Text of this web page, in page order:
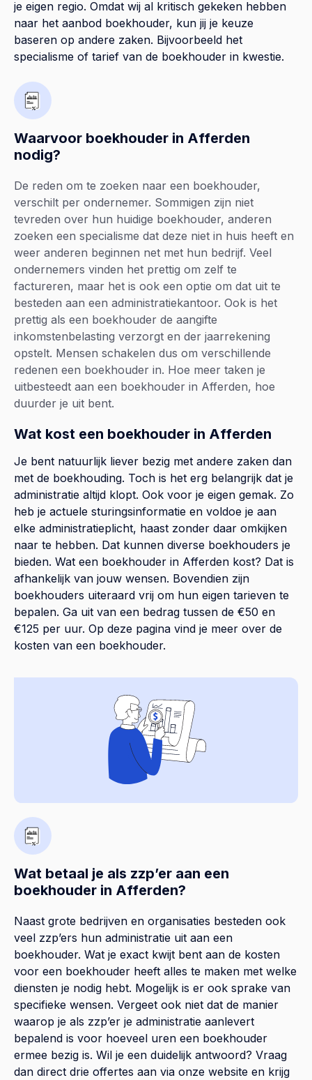
je eigen regio. Omdat wij al kritisch gekeken hebben
naar het aanbod boekhouder, kun jij je keuze
baseren op andere zaken. Bijvoorbeeld het
specialisme of tarief van de boekhouder in kwestie.
Waarvoor boekhouder in Afferden
nodig?
De reden om te zoeken naar een boekhouder,
verschilt per ondernemer. Sommigen zijn niet
tevreden over hun huidige boekhouder, anderen
zoeken een specialisme dat deze niet in huis heeft en
weer anderen beginnen net met hun bedrijf. Veel
ondernemers vinden het prettig om zelf te
factureren, maar het is ook een optie om dat uit te
besteden aan een administratiekantoor. Ook is het
prettig als een boekhouder de aangifte
inkomstenbelasting verzorgt en der jaarrekening
opstelt. Mensen schakelen dus om verschillende
redenen een boekhouder in. Hoe meer taken je
uitbesteedt aan een boekhouder in Afferden, hoe
duurder je uit bent.
Wat kost een boekhouder in Afferden
Je bent natuurlijk liever bezig met andere zaken dan
met de boekhouding. Toch is het erg belangrijk dat je
administratie altijd klopt. Ook voor je eigen gemak. Zo
heb je actuele sturingsinformatie en voldoe je aan
elke administratieplicht, haast zonder daar omkijken
naar te hebben. Dat kunnen diverse boekhouders je
bieden. Wat een boekhouder in Afferden kost? Dat is
afhankelijk van jouw wensen. Bovendien zijn
boekhouders uiteraard vrij om hun eigen tarieven te
bepalen. Ga uit van een bedrag tussen de €50 en
€125 per uur. Op deze pagina vind je meer over de
kosten van een boekhouder.
Wat betaal je als zzp’er aan een
boekhouder in Afferden?
Naast grote bedrijven en organisaties besteden ook
veel zzp’ers hun administratie uit aan een
boekhouder. Wat je exact kwijt bent aan de kosten
voor een boekhouder heeft alles te maken met welke
diensten je nodig hebt. Mogelijk is er ook sprake van
specifieke wensen. Vergeet ook niet dat de manier
waarop je als zzp’er je administratie aanlevert
bepalend is voor hoeveel uren een boekhouder
ermee bezig is. Wil je een duidelijk antwoord? Vraag
dan direct drie offertes aan via onze website en krijg